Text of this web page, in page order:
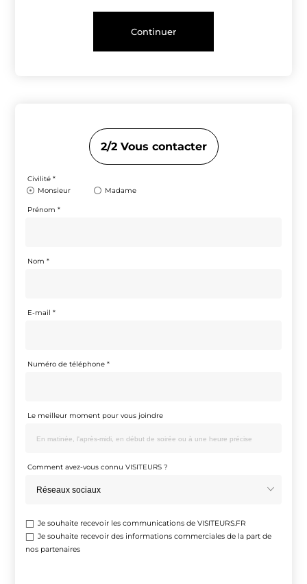
Continuer
2/2 Vous contacter
Monsieur Madame
Je souhaite recevoir les communications de VISITEURS.FR
Je souhaite recevoir des informations commerciales de la part de
nos partenaires